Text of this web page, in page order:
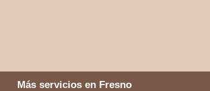
Más servicios en Fresno